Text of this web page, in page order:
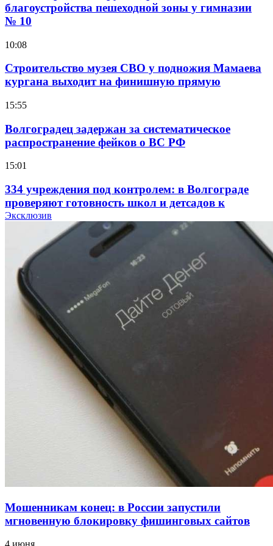
благоустройства пешеходной зоны у гимназии
№ 10
10:08
Строительство музея СВО у подножия Мамаева
кургана выходит на финишную прямую
15:55
Волгоградец задержан за систематическое
распространение фейков о ВС РФ
15:01
334 учреждения под контролем: в Волгограде
проверяют готовность школ и детсадов к
учебному году
Покушение на убийство в Волгограде: девушка
напала на незнакомую женщину с ножом
12:39
Сладкий праздник в Волгограде: в Центральном
парке прошёл фестиваль „Арбузный переполох“
Волгоградские компании нарастили экспорт:
заключены контракты на 3,6 млн долларов
Эксклюзив
Мошенникам конец: в России запустили
мгновенную блокировку фишинговых сайтов